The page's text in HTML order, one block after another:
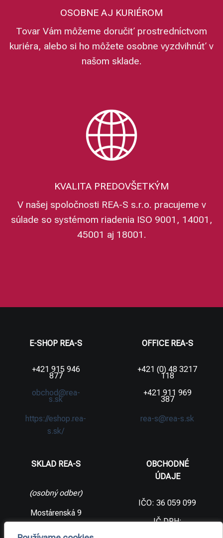
OSOBNE AJ KURIÉROM
Tovar Vám môžeme doručiť prostredníctvom
kuriéra, alebo si ho môžete osobne vyzdvihnúť v
našom sklade.
KVALITA PREDOVŠETKÝM
V našej spoločnosti REA-S s.r.o. pracujeme v
súlade so systémom riadenia ISO 9001, 14001,
45001 aj 18001.
E-SHOP REA-S
+421 915 946
877
obchod@rea-
s.sk
https://eshop.rea-
s.sk/
OFFICE REA-S
+421 (0) 48 3217
118
+421 911 969
387
rea-s@rea-s.sk
SKLAD REA-S
(osobný odber)
Mostárenská 9
OBCHODNÉ
ÚDAJE
IČO: 36 059 099
IČ DPH: